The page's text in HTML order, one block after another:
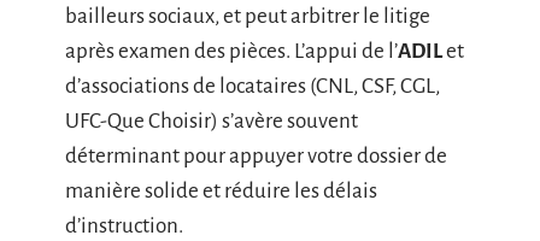
bailleurs sociaux, et peut arbitrer le litige
après examen des pièces. L’appui de l’ADILet
d’associations de locataires (CNL, CSF, CGL,
UFC-Que Choisir) s’avère souvent
déterminant pour appuyer votre dossier de
manière solide et réduire les délais
d’instruction.